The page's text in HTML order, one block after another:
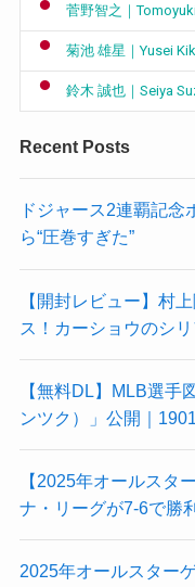
菅野智之｜
菊池 雄星｜Yusei
鈴木 誠也｜Seiya
Recent Posts
ドジャース2連覇記念
ら“圧巻すぎた”
【開封レビュー】村
ス！カーショウのシ
【無料DL】MLB選手
ンツク）」公開｜
【2025年オールス
ナ・リーグが7-6で勝
2025年オールスター